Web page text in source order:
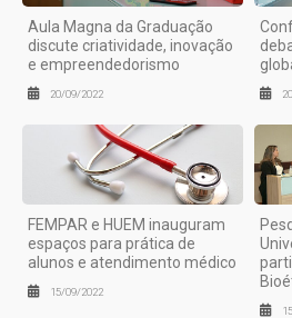
Aula Magna da Graduação
discute criatividade, inovação
e empreendedorismo
20/09/2022
FEMPAR e HUEM inauguram
espaços para prática de
alunos e atendimento médico
15/09/2022